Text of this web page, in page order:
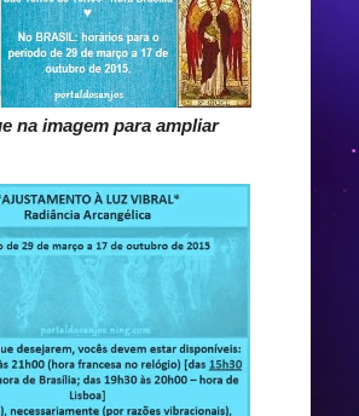
na imagem para ampliar